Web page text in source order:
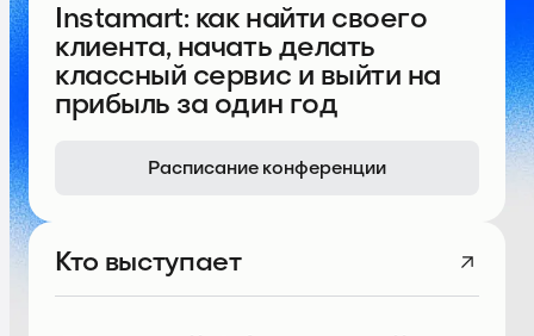
Instamart: как найти своего
клиента, начать делать
классный сервис и выйти на
прибыль за один год
Расписание конференции
Кто выступает